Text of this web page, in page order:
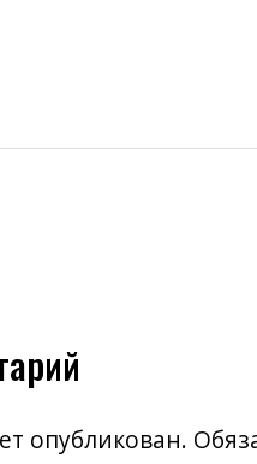
опубликован.